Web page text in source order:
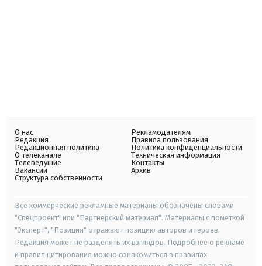
О нас
Редакция
Редакционная политика
О телеканале
Телеведущие
Вакансии
Структура собственности
Рекламодателям
Правила пользования
Политика конфиденциальности
Техническая информация
Контакты
Архив
Все коммерческие рекламные материалы обозначены словами
"Спецпроект" или "Партнерский материал". Материалы с пометкой
"Эксперт", "Позиция" отражают позицию авторов и героев.
Редакция может не разделять их взглядов. Подробнее о рекламе
и правил цитирования можно ознакомиться в правилах